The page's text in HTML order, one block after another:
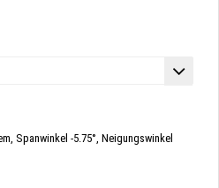
Spanwinkel -5.75°, Neigungswinkel